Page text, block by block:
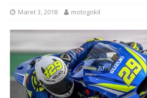
Maret 3, 2018 motogokil